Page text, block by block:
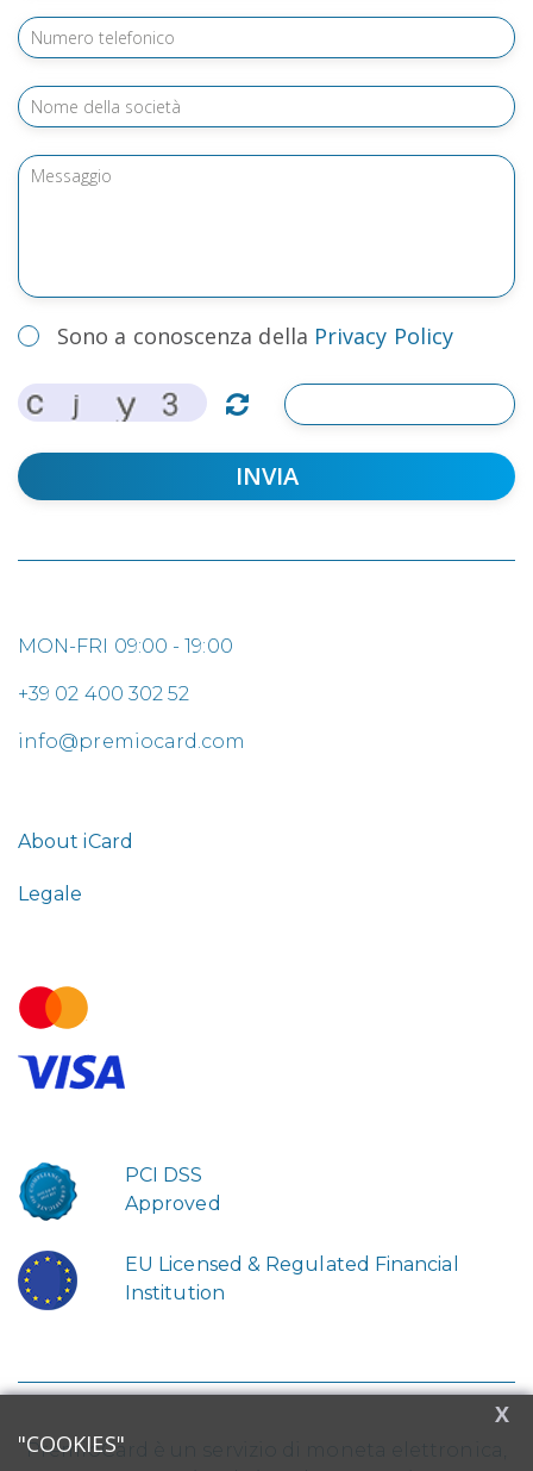
X
"COOKIES"
Sono a conoscenza della Privacy Policy
INVIA
MON-FRI 09:00 - 19:00
+39 02 400 302 52
info@premiocard.com
About iCard
Legale
PCI DSS
Approved
EU Licensed & Regulated Financial
Institution
PremioCard è un servizio di moneta elettronica,